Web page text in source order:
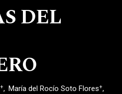
DEL
+ María del Rocío Soto Flores+